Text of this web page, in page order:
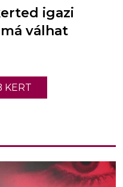
igazi
válhat
KERT